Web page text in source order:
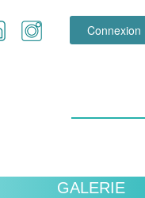
Connexion
GALERIE